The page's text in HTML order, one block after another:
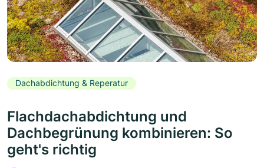
Dachabdichtung & Reperatur
Flachdachabdichtung und
Dachbegrünung kombinieren: So
geht's richtig